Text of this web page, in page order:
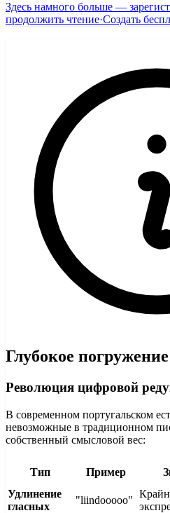
Здесь намного больше —
продолжить чтение·Создать
Глубокое погружение
Революция цифровой
В современном португальском
невозможные в традиционном
собственный смысловой вес:
Тип Пример
Удлинение
гласных
"liindooooo"